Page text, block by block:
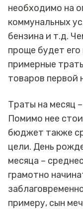
необходимо на
коммунальных
бензина и т.д.
проще будет
примерные
товаров первой
Траты на месяц
Помимо нее
бюджет также
цели. День
месяца –
грамотно
примеру, сын